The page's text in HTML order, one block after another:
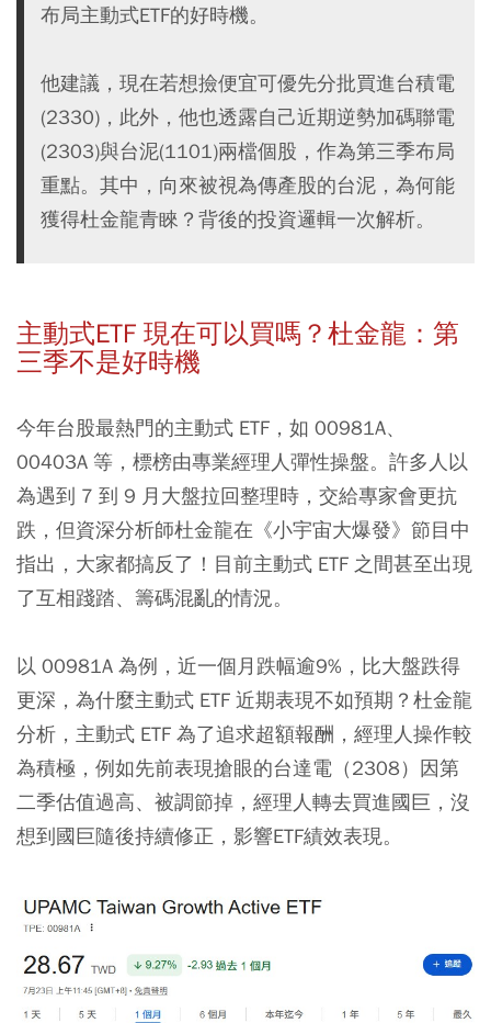
布局主動式ETF的好時機。
他建議，現在若想撿便宜可優先分批買進台積電
(2330)，此外，他也透露自己近期逆勢加碼聯電
(2303)與台泥(1101)兩檔個股，作為第三季布局
重點。其中，向來被視為傳產股的台泥，為何能
獲得杜金龍青睞？背後的投資邏輯一次解析。
主動式ETF 現在可以買嗎？杜金龍：第
三季不是好時機
今年台股最熱門的主動式 ETF，如 00981A、
00403A 等，標榜由專業經理人彈性操盤。許多人以
為遇到 7 到 9 月大盤拉回整理時，交給專家會更抗
跌，但資深分析師杜金龍在《小宇宙大爆發》節目中
指出，大家都搞反了！目前主動式 ETF 之間甚至出現
了互相踐踏、籌碼混亂的情況。
以 00981A 為例，近一個月跌幅逾9%，比大盤跌得
更深，為什麼主動式 ETF 近期表現不如預期？杜金龍
分析，主動式 ETF 為了追求超額報酬，經理人操作較
為積極，例如先前表現搶眼的台達電（2308）因第
二季估值過高、被調節掉，經理人轉去買進國巨，沒
想到國巨隨後持續修正，影響ETF績效表現。